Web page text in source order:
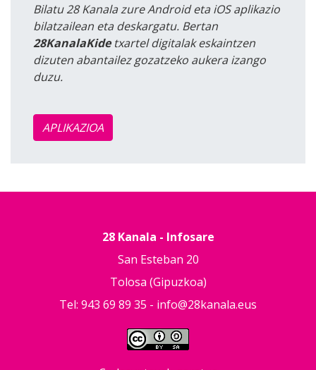
Bilatu 28 Kanala zure Android eta iOS aplikazio
bilatzailean eta deskargatu. Bertan
28KanalaKidetxartel digitalak eskaintzen
dizuten abantailez gozatzeko aukera izango
duzu.
APLIKAZIOA
28 Kanala - Infosare
San Esteban 20
Tolosa (Gipuzkoa)
Tel: 943 69 89 35 - info@28kanala.eus